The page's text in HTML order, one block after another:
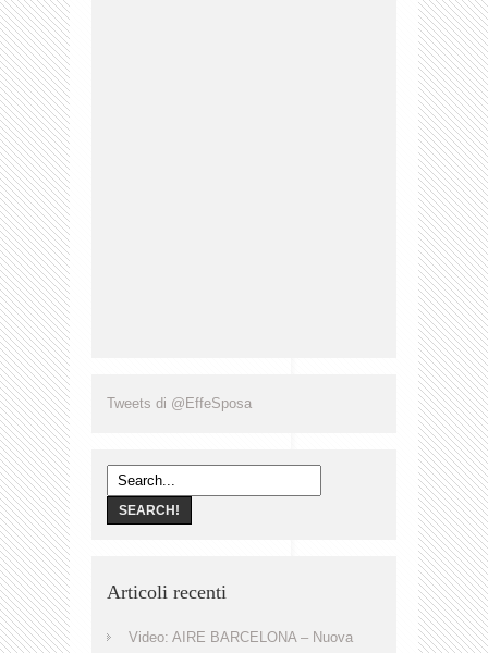
Tweets di @EffeSposa
Articoli recenti
Video: AIRE BARCELONA – Nuova